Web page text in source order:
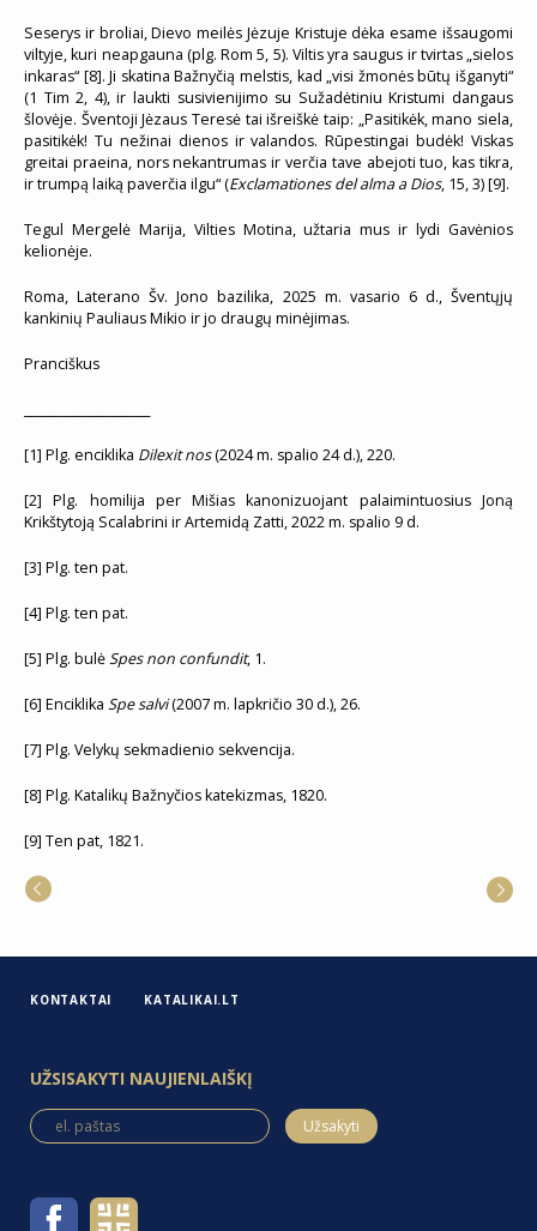
Seserys ir broliai, Dievo meilės Jėzuje Kristuje dėka esame išsaugomi
viltyje, kuri neapgauna (plg. Rom 5, 5). Viltis yra saugus ir tvirtas „sielos
inkaras“ [8]. Ji skatina Bažnyčią melstis, kad „visi žmonės būtų išganyti“
(1 Tim 2, 4), ir laukti susivienijimo su Sužadėtiniu Kristumi dangaus
šlovėje. Šventoji Jėzaus Teresė tai išreiškė taip: „Pasitikėk, mano siela,
pasitikėk! Tu nežinai dienos ir valandos. Rūpestingai budėk! Viskas
greitai praeina, nors nekantrumas ir verčia tave abejoti tuo, kas tikra,
ir trumpą laiką paverčia ilgu“ (Exclamationes del alma a Dios, 15, 3) [9].
Tegul Mergelė Marija, Vilties Motina, užtaria mus ir lydi Gavėnios
kelionėje.
Roma, Laterano Šv. Jono bazilika, 2025 m. vasario 6 d., Šventųjų
kankinių Pauliaus Mikio ir jo draugų minėjimas.
Pranciškus
[1] Plg. enciklika Dilexit nos(2024 m. spalio 24 d.), 220.
[2] Plg. homilija per Mišias kanonizuojant palaimintuosius Joną
Krikštytoją Scalabrini ir Artemidą Zatti, 2022 m. spalio 9 d.
[3] Plg. ten pat.
[4] Plg. ten pat.
[5] Plg. bulėSpes non confundit, 1.
[6] Enciklika Spe salvi(2007 m. lapkričio 30 d.), 26.
[7] Plg. Velykų sekmadienio sekvencija.
[8] Plg. Katalikų Bažnyčios katekizmas, 1820.
[9] Ten pat, 1821.
KONTAKTAI KATALIKAI.LT
UŽSISAKYTI NAUJIENLAIŠKĮ